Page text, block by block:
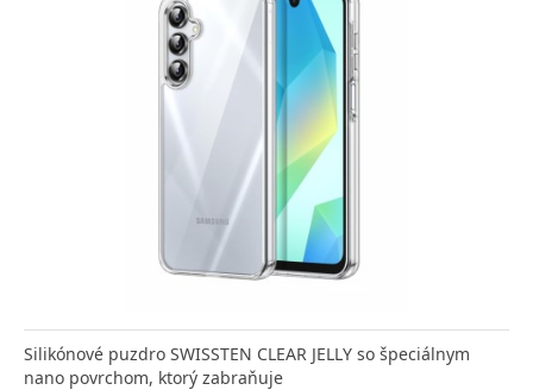
Silikónové puzdro SWISSTEN CLEAR JELLY so špeciálnym
nano povrchom, ktorý zabraňuje